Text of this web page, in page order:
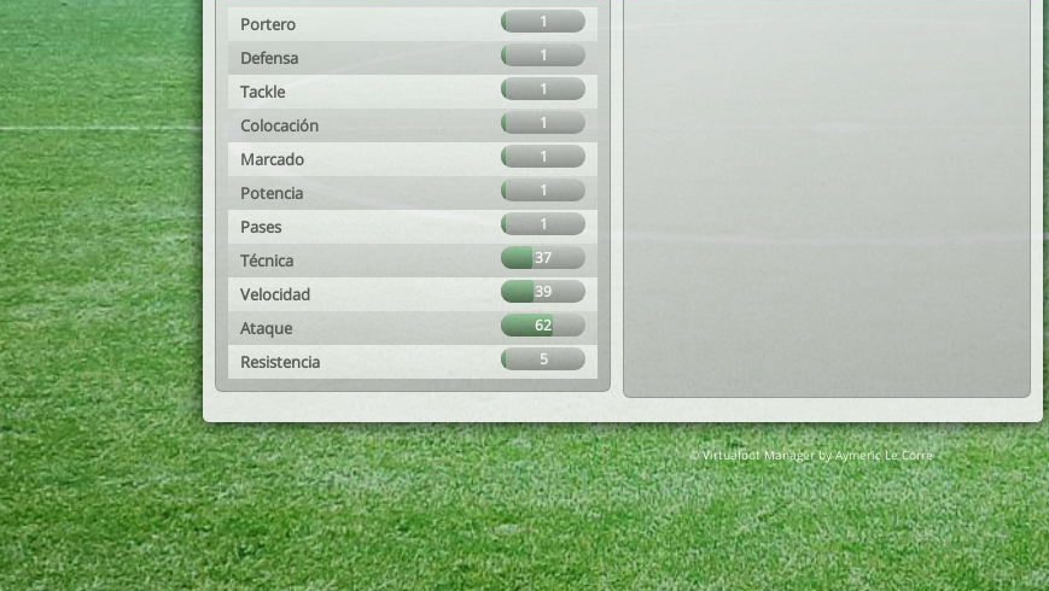
Portero 1
Defensa 1
Tackle 1
Colocación 1
Marcado 1
Potencia 1
Pases 1
Técnica 37
Velocidad 39
Ataque 62
Resistencia 5
© Virtuafoot Manager by Aymeric Le Corre